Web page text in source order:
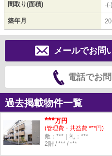
間取り(面積) -(-)
築年月
メールでお問
電話でお
過去掲載物件一覧
***万円
(管理費・共益費 ***円)
敷：***｜礼：***
2階 / *** / ***